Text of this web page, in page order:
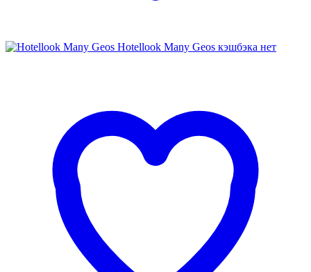
Hotellook Many Geos кэшбэка нет